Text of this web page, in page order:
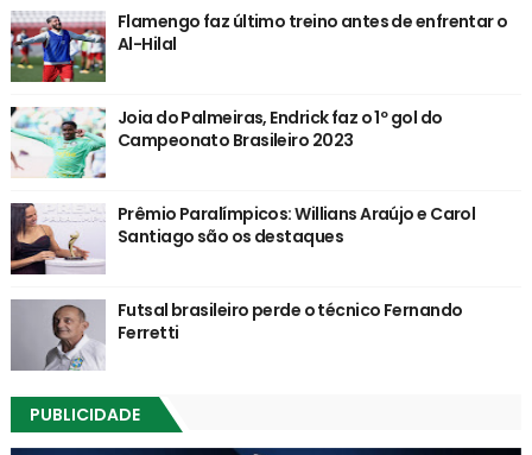
Flamengo faz último treino antes de enfrentar o
Al-Hilal
Joia do Palmeiras, Endrick faz o 1º gol do
Campeonato Brasileiro 2023
Prêmio Paralímpicos: Willians Araújo e Carol
Santiago são os destaques
Futsal brasileiro perde o técnico Fernando
Ferretti
PUBLICIDADE